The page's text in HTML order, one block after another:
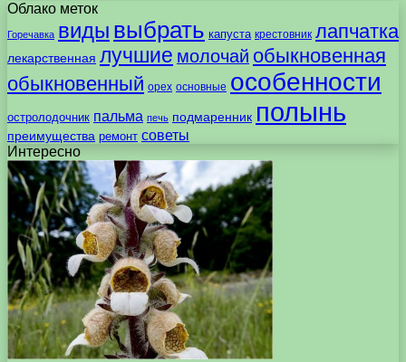
Облако меток
Горечавка виды выбрать капуста крестовник лапчатка
лекарственная лучшие молочай обыкновенная
обыкновенный орех основные особенности
остролодочник пальма печь подмаренник полынь
преимущества ремонт советы
Интересно